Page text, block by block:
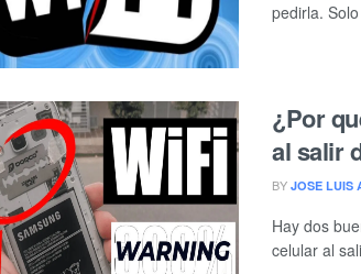
pedirla.
¿Por
al salir
BY JOSE LUIS
Hay dos
celular al